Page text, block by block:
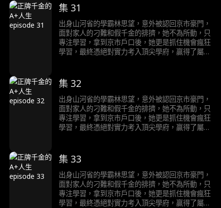
集 31
出身山河省的學霸林思望，意外被認回京市豪門，
面對家人的刁難和假千金的排擠，她不為所動，只
專注學習，拿到京市戶口後，她更是抓住機會瘋狂
學習，最終憑絕對實力考入頂尖學府，贏得了屬於
集 32
出身山河省的學霸林思望，意外被認回京市豪門，
面對家人的刁難和假千金的排擠，她不為所動，只
專注學習，拿到京市戶口後，她更是抓住機會瘋狂
學習，最終憑絕對實力考入頂尖學府，贏得了屬於
集 33
出身山河省的學霸林思望，意外被認回京市豪門，
面對家人的刁難和假千金的排擠，她不為所動，只
專注學習，拿到京市戶口後，她更是抓住機會瘋狂
學習，最終憑絕對實力考入頂尖學府，贏得了屬於